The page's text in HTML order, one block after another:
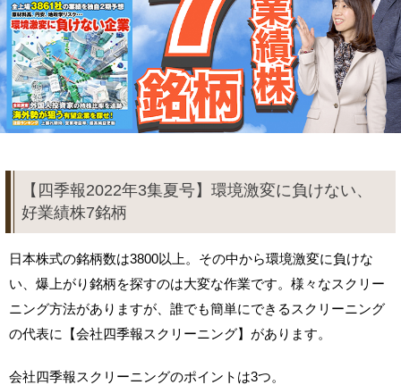
【四季報2022年3集夏号】環境激変に負けない、
好業績株7銘柄
日本株式の銘柄数は3800以上。その中から環境激変に負けな
い、爆上がり銘柄を探すのは大変な作業です。様々なスクリー
ニング方法がありますが、誰でも簡単にできるスクリーニング
の代表に【会社四季報スクリーニング】があります。
会社四季報スクリーニングのポイントは3つ。